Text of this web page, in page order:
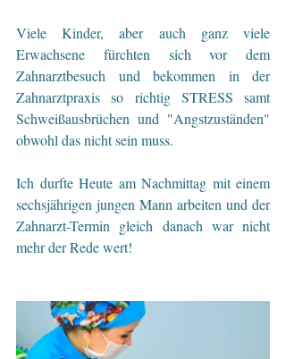
Viele Kinder, aber auch ganz viele
Erwachsene fürchten sich vor dem
Zahnarztbesuch und bekommen in der
Zahnarztpraxis so richtig STRESS samt
Schweißausbrüchen und "Angstzuständen"
obwohl das nicht sein muss.
Ich durfte Heute am Nachmittag mit einem
sechsjährigen jungen Mann arbeiten und der
Zahnarzt-Termin gleich danach war nicht
mehr der Rede wert!